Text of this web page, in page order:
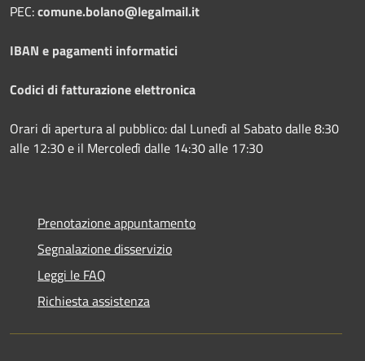
PEC:comune.bolano@legalmail.it
IBAN e pagamenti informatici
Codici di fatturazione elettronica
Orari di apertura al pubblico: dal Lunedì al Sabato dalle 8:30
alle 12:30 e il Mercoledì dalle 14:30 alle 17:30
Prenotazione appuntamento
Segnalazione disservizio
Leggi le FAQ
Richiesta assistenza